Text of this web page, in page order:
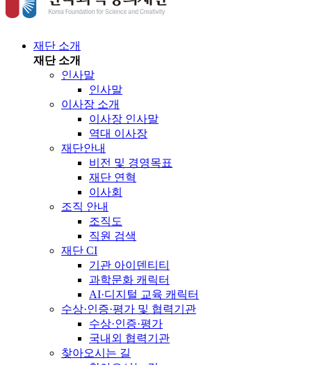
재단 소개
재단 소개
인사말
인사말
이사장 소개
이사장 인사말
역대 이사장
재단안내
비전 및 경영목표
재단 연혁
이사회
조직 안내
조직도
직원 검색
재단 CI
기관 아이덴티티
과학문화 캐릭터
AI·디지털 교육 캐릭터
수상·인증·평가 및 협력기관
수상·인증·평가
국내외 협력기관
찾아오시는 길